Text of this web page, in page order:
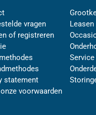
vragen
of registreren
statement
voorwaarden
Leasen
Service